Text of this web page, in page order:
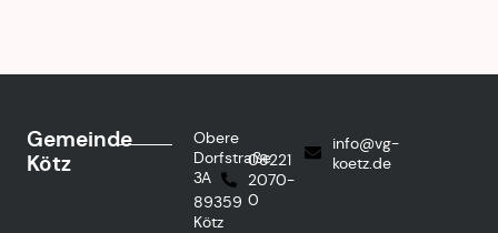
Gemeinde
Kötz
Obere
Dorfstraße
3A
89359
Kötz
08221
2070-
0
info@vg-
koetz.de